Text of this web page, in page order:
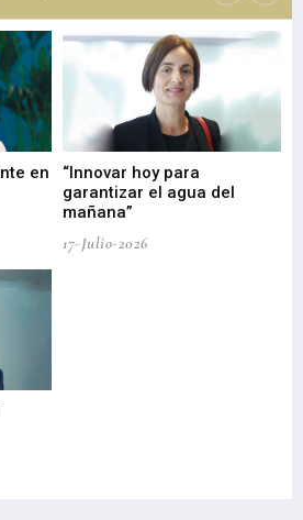
en
“Innovar hoy para
garantizar el agua del
mañana”
17-Julio-2026